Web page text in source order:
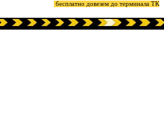
бесплатно довезем до терминала ТК